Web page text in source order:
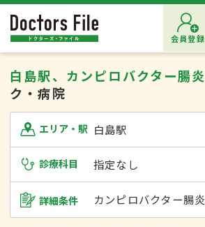
会員登録
白島駅、カンピロバクター腸炎
ク・病院
エリア・駅 白島駅
診療科目 指定なし
詳細条件 カンピロバクター腸炎